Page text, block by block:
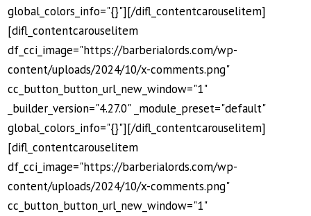
global_colors_info="{}"][/difl_contentcarouselitem]
[difl_contentcarouselitem
df_cci_image="https://barberialords.com/wp-
content/uploads/2024/10/x-comments.png"
cc_button_button_url_new_window="1"
_builder_version="4.27.0" _module_preset="default"
global_colors_info="{}"][/difl_contentcarouselitem]
[difl_contentcarouselitem
df_cci_image="https://barberialords.com/wp-
content/uploads/2024/10/x-comments.png"
cc_button_button_url_new_window="1"